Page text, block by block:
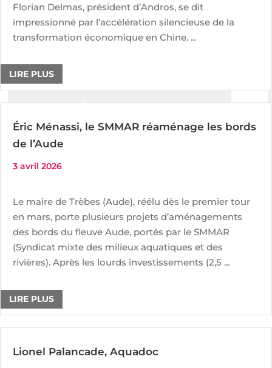
Florian Delmas, président d’Andros, se dit
impressionné par l’accélération silencieuse de la
transformation économique en Chine. ...
LIRE PLUS
Éric Ménassi, le SMMAR réaménage les bords
de l’Aude
3 avril 2026
Le maire de Trèbes (Aude), réélu dès le premier tour
en mars, porte plusieurs projets d’aménagements
des bords du fleuve Aude, portés par le SMMAR
(Syndicat mixte des milieux aquatiques et des
rivières). Après les lourds investissements (2,5 ...
LIRE PLUS
Lionel Palancade, Aquadoc